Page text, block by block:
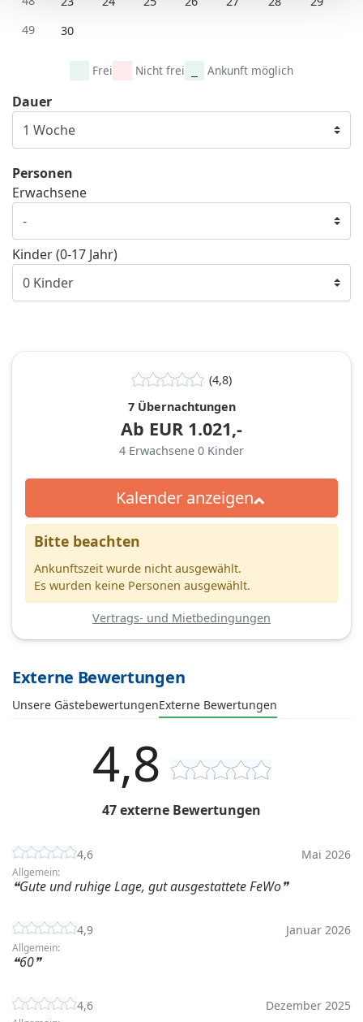
49
30
Frei Nicht frei Ankunft möglich
Dauer
Personen
Erwachsene
Kinder (0-17 Jahr)
(4,8)
7 Übernachtungen
Ab EUR 1.021,-
4 Erwachsene 0 Kinder
Kalender anzeigen
Bitte beachten
Ankunftszeit wurde nicht ausgewählt.
Es wurden keine Personen ausgewählt.
Vertrags- und Mietbedingungen
Externe Bewertungen
Unsere GästebewertungenExterne Bewertungen
4,8
47 externe Bewertungen
4,6 Mai 2026
Allgemein:
Gute und ruhige Lage, gut ausgestattete FeWo
4,9 Januar 2026
Allgemein:
60
4,6 Dezember 2025